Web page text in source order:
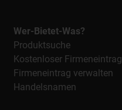
Wer-Bietet-Was?
Produktsuche
Kostenloser Firmeneintrag
Firmeneintrag verwalten
Handelsnamen